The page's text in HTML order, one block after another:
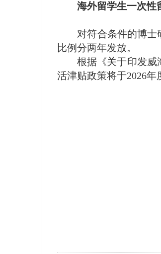
海外留学生一次性
对符合条件的博士研
比例分两年发放。
根据《关于印发威海
活津贴政策将于2026年